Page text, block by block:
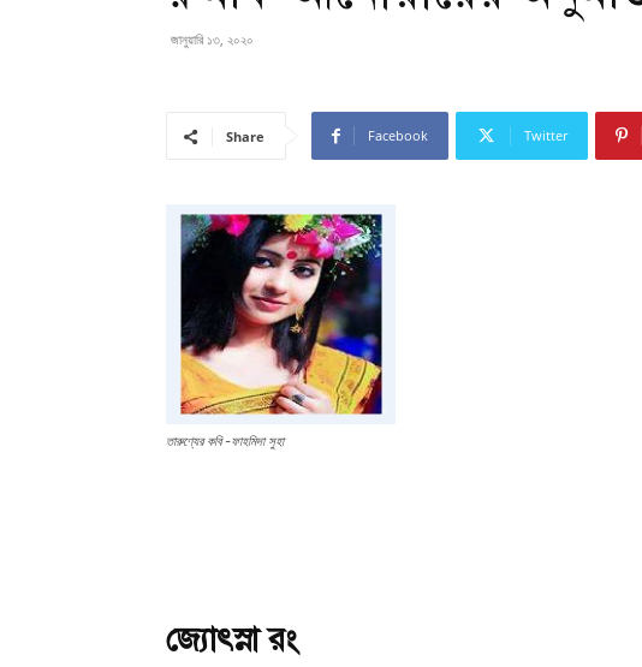
জানুয়ারি ১৩, ২০২০
Share Facebook Twitter
তারুণ্যের কবি -ফাহমিদা সুহা
জ্যোৎস্না রং